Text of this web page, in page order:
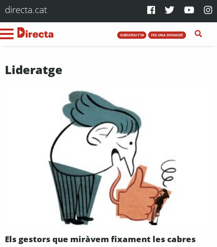
directa.cat
SUBSCRIU-T'HI FES UNA DONACIÓ
Lideratge
Els gestors que miràvem fixament les cabres